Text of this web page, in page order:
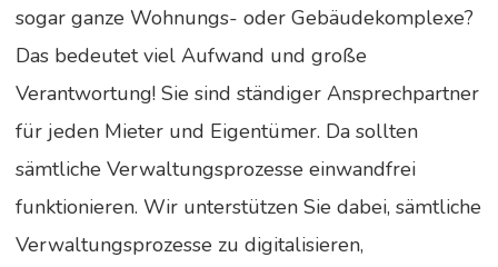
sogar ganze Wohnungs- oder Gebäudekomplexe?
Das bedeutet viel Aufwand und große
Verantwortung! Sie sind ständiger Ansprechpartner
für jeden Mieter und Eigentümer. Da sollten
sämtliche Verwaltungsprozesse einwandfrei
funktionieren. Wir unterstützen Sie dabei, sämtliche
Verwaltungsprozesse zu digitalisieren,